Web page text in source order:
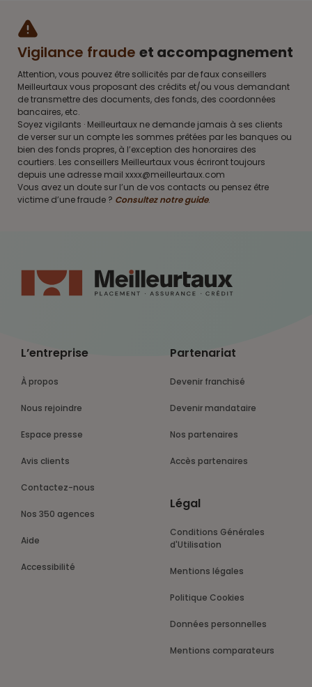
Vigilance fraude et accompagnement
Attention, vous pouvez être sollicités par de faux conseillers
Meilleurtaux vous proposant des crédits et/ou vous demandant
de transmettre des documents, des fonds, des coordonnées
bancaires, etc.
Soyez vigilants · Meilleurtaux ne demande jamais à ses clients
de verser sur un compte les sommes prêtées par les banques ou
bien des fonds propres, à l’exception des honoraires des
courtiers. Les conseillers Meilleurtaux vous écriront toujours
depuis une adresse mail xxxx@meilleurtaux.com
Vous avez un doute sur l’un de vos contacts ou pensez être
victime d’une fraude ? Consultez notre guide.
L’entreprise
À propos
Nous rejoindre
Espace presse
Avis clients
Contactez-nous
Nos 350 agences
Aide
Accessibilité
Partenariat
Devenir franchisé
Devenir mandataire
Nos partenaires
Accès partenaires
Légal
Conditions Générales
d'Utilisation
Mentions légales
Politique Cookies
Données personnelles
Mentions comparateurs